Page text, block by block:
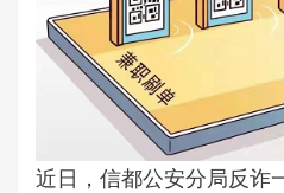
近日，信都公安分局反诈